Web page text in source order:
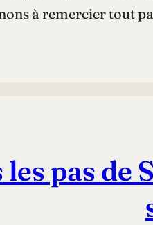
à remercier tout
pas de